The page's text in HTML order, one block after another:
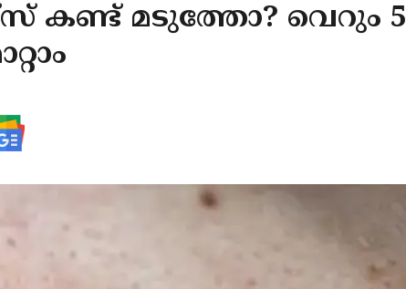
കണ്ട് മടുത്തോ? വെറും 5